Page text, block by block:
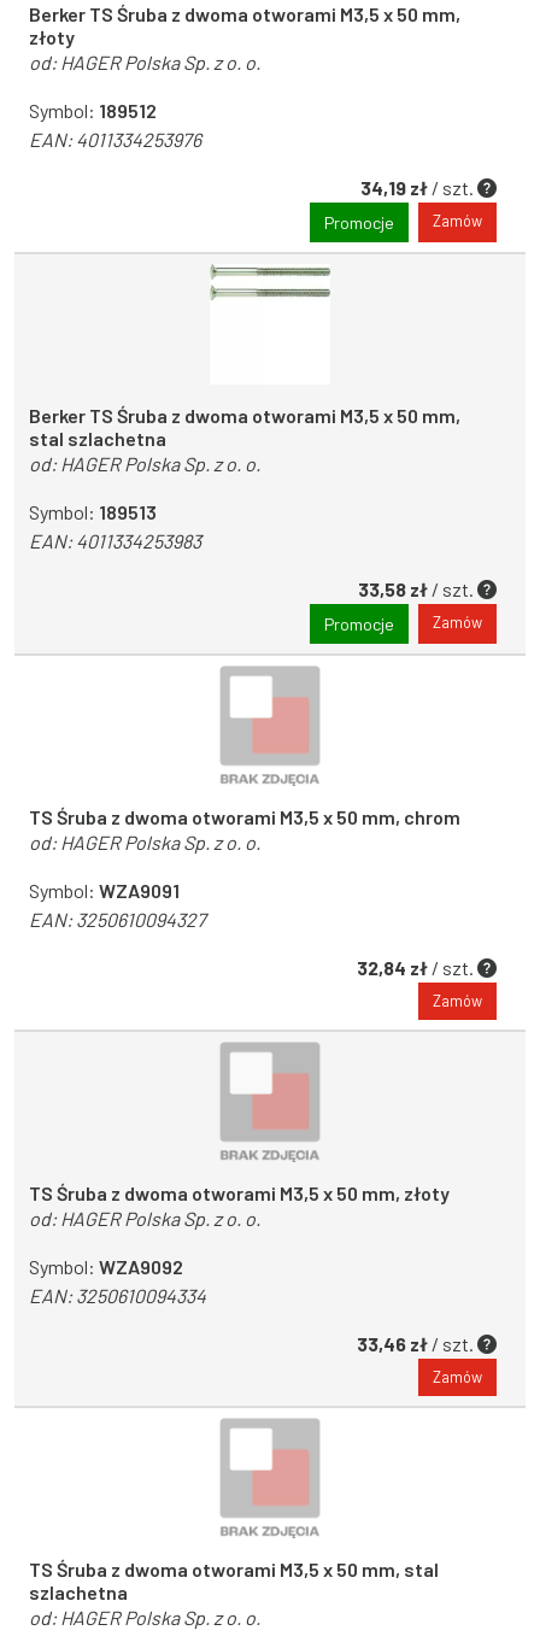
Berker TS Śruba z dwoma otworami M3,5 x 50 mm,
złoty
od: HAGER Polska Sp. z o. o.
Symbol: 189512
EAN:4011334253976
34,19 zł / szt.
Promocje Zamów
Berker TS Śruba z dwoma otworami M3,5 x 50 mm,
stal szlachetna
od: HAGER Polska Sp. z o. o.
Symbol: 189513
EAN:4011334253983
33,58 zł / szt.
Promocje Zamów
TS Śruba z dwoma otworami M3,5 x 50 mm, chrom
od: HAGER Polska Sp. z o. o.
Symbol: WZA9091
EAN:3250610094327
32,84 zł / szt.
Zamów
TS Śruba z dwoma otworami M3,5 x 50 mm, złoty
od: HAGER Polska Sp. z o. o.
Symbol: WZA9092
EAN:3250610094334
33,46 zł / szt.
Zamów
TS Śruba z dwoma otworami M3,5 x 50 mm, stal
szlachetna
od: HAGER Polska Sp. z o. o.